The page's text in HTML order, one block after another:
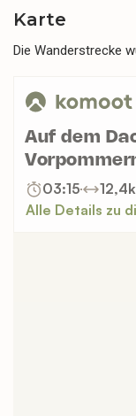
Karte
Die Wanderstrecke